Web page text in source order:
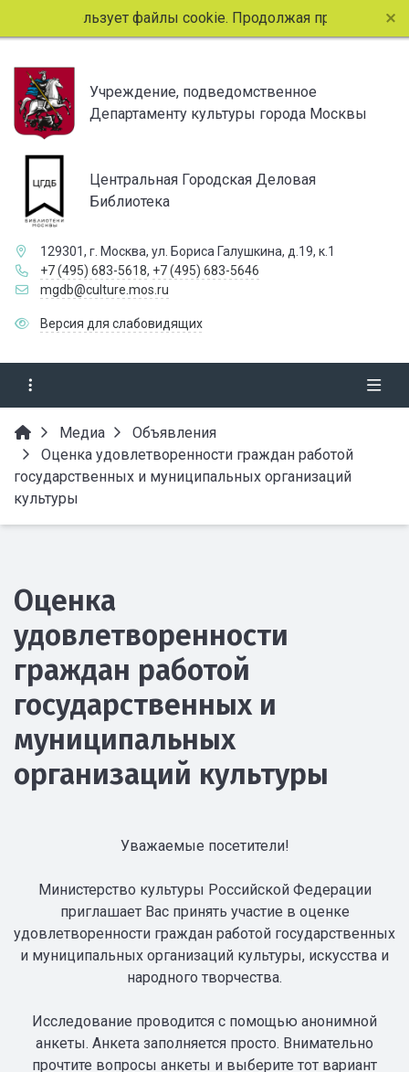
сайт использует файлы cookie. Продолжая просмотр
Учреждение, подведомственное
Департаменту культуры города Москвы
Центральная Городская Деловая
Библиотека
129301, г. Москва, ул. Бориса Галушкина, д.19, к.1
+7 (495) 683-5618, +7 (495) 683-5646
mgdb@culture.mos.ru
Версия для слабовидящих
Медиа
Объявления
Оценка удовлетворенности граждан работой
государственных и муниципальных организаций
культуры
Оценка
удовлетворенности
граждан работой
государственных и
муниципальных
организаций культуры
Уважаемые посетители!
Министерство культуры Российской Федерации
приглашает Вас принять участие в оценке
удовлетворенности граждан работой государственных
и муниципальных организаций культуры, искусства и
народного творчества.
Исследование проводится с помощью анонимной
анкеты. Анкета заполняется просто. Внимательно
прочтите вопросы анкеты и выберите тот вариант